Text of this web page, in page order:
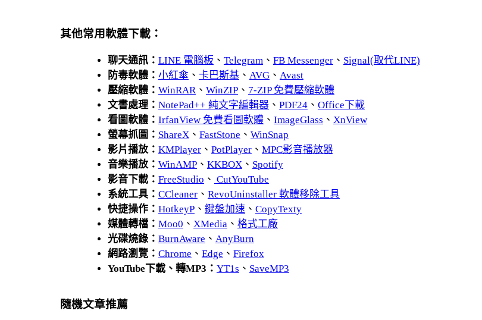
其他常用軟體下載：
聊天通訊： LINE 電腦板 、 Telegram、 FB Messenger、 Signal(取代LINE)
防毒軟體： 小紅傘 、 卡巴斯基、 AVG、 Avast
壓縮軟體： WinRAR、 WinZIP、 7-ZIP 免費壓縮軟體
文書處理： NotePad++ 純文字編輯器、 PDF24、 Office下載
看圖軟體： IrfanView 免費看圖軟體、 ImageGlass 、 XnView
螢幕抓圖： ShareX、 FastStone 、 WinSnap
影片播放： KMPlayer、 PotPlayer、 MPC影音播放器
音樂播放： WinAMP、 KKBOX、 Spotify
影音下載： FreeStudio 、 CutYouTube
系統工具： CCleaner、 RevoUninstaller 軟體移除工具
快捷操作： HotkeyP、 鍵盤加速、 CopyTexty
媒體轉檔： Moo0 、 XMedia、 格式工廠
光碟燒錄： BurnAware 、 AnyBurn
網路瀏覽： Chrome 、 Edge 、 Firefox
YouTube下載、轉MP3： YT1s 、 SaveMP3
隨機文章推薦